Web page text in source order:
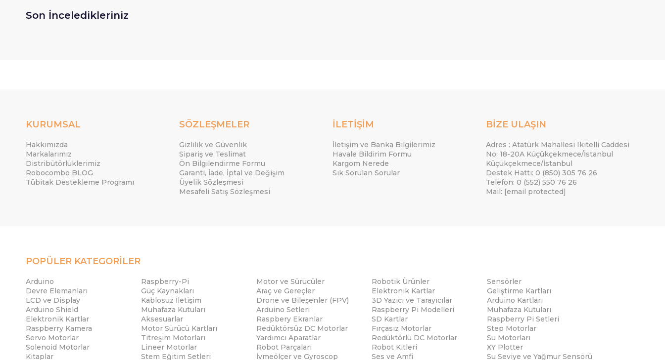
Son İnceledikleriniz
KURUMSAL
Hakkımızda
Markalarımız
Distribütörlüklerimiz
Robocombo BLOG
Tübitak Destekleme Programı
SÖZLEŞMELER
Gizlilik ve Güvenlik
Sipariş ve Teslimat
Ön Bilgilendirme Formu
Garanti, İade, İptal ve Değişim
Üyelik Sözleşmesi
Mesafeli Satış Sözleşmesi
İLETİŞİM
İletişim ve Banka Bilgilerimiz
Havale Bildirim Formu
Kargom Nerede
Sık Sorulan Sorular
BİZE ULAŞIN
Adres : Atatürk Mahallesi Ikitelli Caddesi
No: 18-20A Küçükçekmece/İstanbul
Küçükçekmece/İstanbul
Destek Hattı: 0 (850) 305 76 26
Telefon: 0 (552) 550 76 26
Mail: [email protected]
POPÜLER KATEGORİLER
Arduino Raspberry-Pi Motor ve Sürücüler Robotik Ürünler
Sensörler
Devre Elemanları
Güç Kaynakları Araç ve Gereçler Elektronik Kartlar
Geliştirme Kartları
LCD ve Display
Kablosuz İletişim Drone ve Bileşenler (FPV) 3D Yazıcı ve Tarayıcılar
Arduino Kartları
Arduino Shield
Muhafaza Kutuları Arduino Setleri Raspberry Pi Modelleri
Muhafaza Kutuları
Elektronik Kartlar
Aksesuarlar Raspbery Ekranlar SD Kartlar
Raspberry Pi Setleri
Raspberry Kamera
Motor Sürücü Kartları Redüktörsüz DC Motorlar Fırçasız Motorlar
Step Motorlar
Servo Motorlar
Titreşim Motorları Yardımcı Aparatlar Redüktörlü DC Motorlar
Su Motorları
Solenoid Motorlar
Lineer Motorlar Robot Parçaları Robot Kitleri
XY Plotter
Kitaplar
Stem Eğitim Setleri İvmeölçer ve Gyroscop Ses ve Amfi Su Seviye ve Yağmur Sensörü